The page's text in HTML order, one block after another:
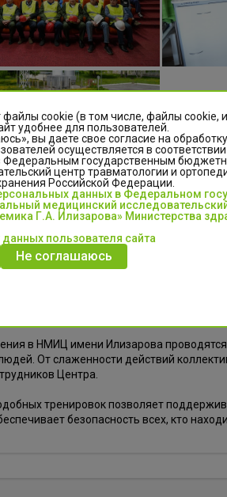
оперативно отреагировали на
работы врачей, среднего и
было успешно ликвидировано —
в НМИЦ имени Илизарова
От слаженности действий
Центра.
тренировок позволяет
безопасность всех, кто
cookie (в том числе, файлы cookie,
удобнее для пользователей.
вы даете свое согласие на
осуществляется в
Федеральным государственным
центр травматологии и
Российской Федерации.
данных в Федеральном
медицинский
Г.А. Илизарова» Министерства
пользователя сайта
Не соглашаюсь